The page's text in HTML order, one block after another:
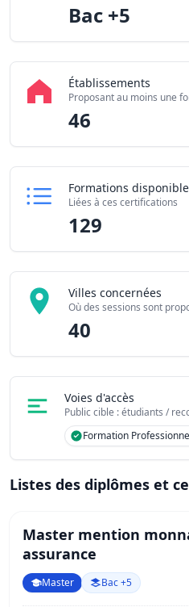
Bac +5
Établissements
Proposant au moins une
46
Formations
Liées à ces certifications
129
Villes concernées
Où des sessions sont
40
Voies d'accès
Public cible : étudiants /
Formation
Listes des diplômes et
Master mention
assurance
Master Bac +5